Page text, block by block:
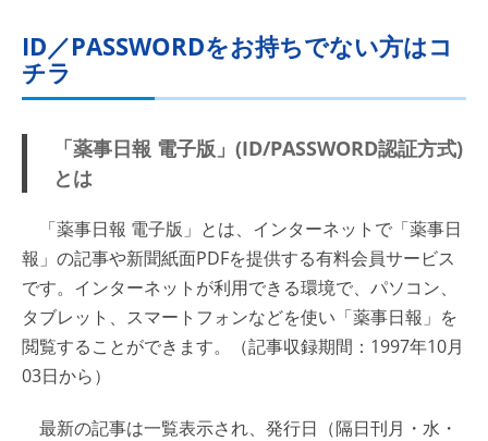
ID／PASSWORDをお持ちでない方はコ
チラ
「薬事日報 電子版」(ID/PASSWORD認証方式)
とは
「薬事日報 電子版」とは、インターネットで「薬事日
報」の記事や新聞紙面PDFを提供する有料会員サービス
です。インターネットが利用できる環境で、パソコン、
タブレット、スマートフォンなどを使い「薬事日報」を
閲覧することができます。（記事収録期間：1997年10月
03日から）
最新の記事は一覧表示され、発行日（隔日刊月・水・